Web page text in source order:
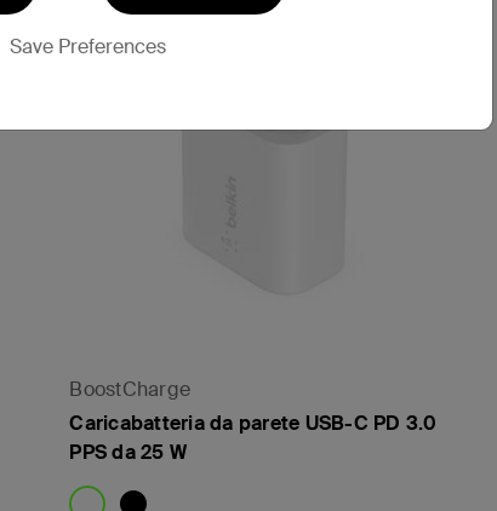
BoostCharge
Caricabatteria da parete USB-C PD 3.0
PPS da 25 W
Save Preferences